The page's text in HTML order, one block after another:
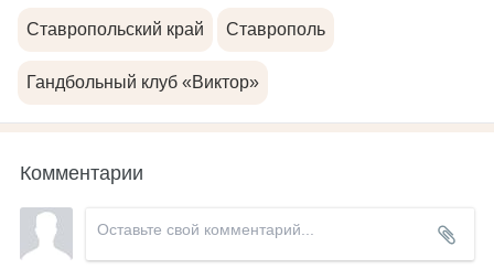
Ставропольский край Ставрополь
Гандбольный клуб «Виктор»
Комментарии